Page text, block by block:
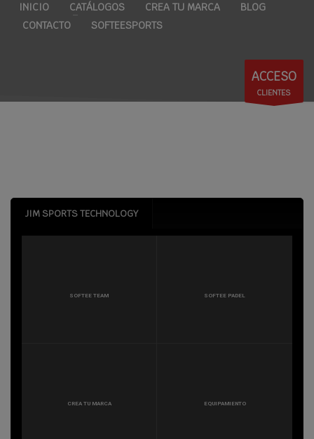
INICIO CATÁLOGOS CREA TU MARCA
BLOG
CONTACTO
SOFTEESPORTS
ACCESO
CLIENTES
JIM SPORTS TECHNOLOGY
SOFTEE TEAM SOFTEE PADEL
CREA TU MARCA EQUIPAMIENTO